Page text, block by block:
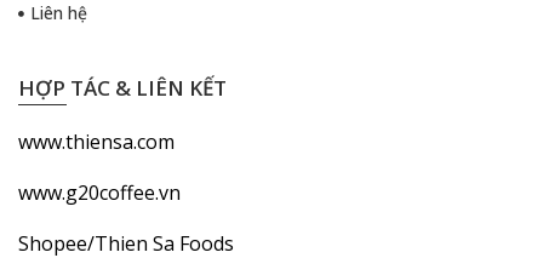
Liên hệ
HỢP TÁC & LIÊN KẾT
www.thiensa.com
www.g20coffee.vn
Shopee/Thien Sa Foods